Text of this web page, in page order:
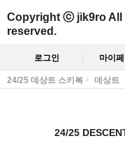
Copyright ⓒ jik9ro All
reserved.
로그인 마이페
24/25 데상트 스키복 데상트
24/25